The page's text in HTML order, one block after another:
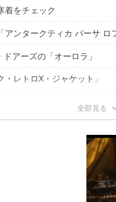
着をチェック
の『浩庵キャンプ場』
ンタークティカ バーサ ロ
りの保温性も抜群
アーズの「オーロラ」
だけど腰回りは温かい
レトロX・ジャケット」
リングもお気に入り
ックス製ハードシェル」
ッドの「キルティングノー
ットワンピとセットで愛用